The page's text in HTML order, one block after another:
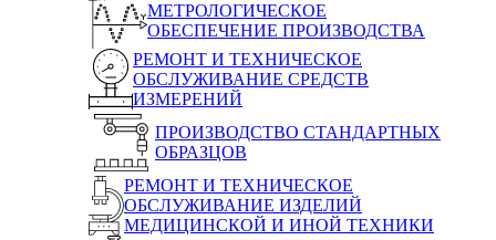
МЕТРОЛОГИЧЕСКОЕ
ОБЕСПЕЧЕНИЕ ПРОИЗВОДСТВА
РЕМОНТ И ТЕХНИЧЕСКОЕ
ОБСЛУЖИВАНИЕ СРЕДСТВ
ИЗМЕРЕНИЙ
ПРОИЗВОДСТВО СТАНДАРТНЫХ
ОБРАЗЦОВ
РЕМОНТ И ТЕХНИЧЕСКОЕ
ОБСЛУЖИВАНИЕ ИЗДЕЛИЙ
МЕДИЦИНСКОЙ И ИНОЙ ТЕХНИКИ